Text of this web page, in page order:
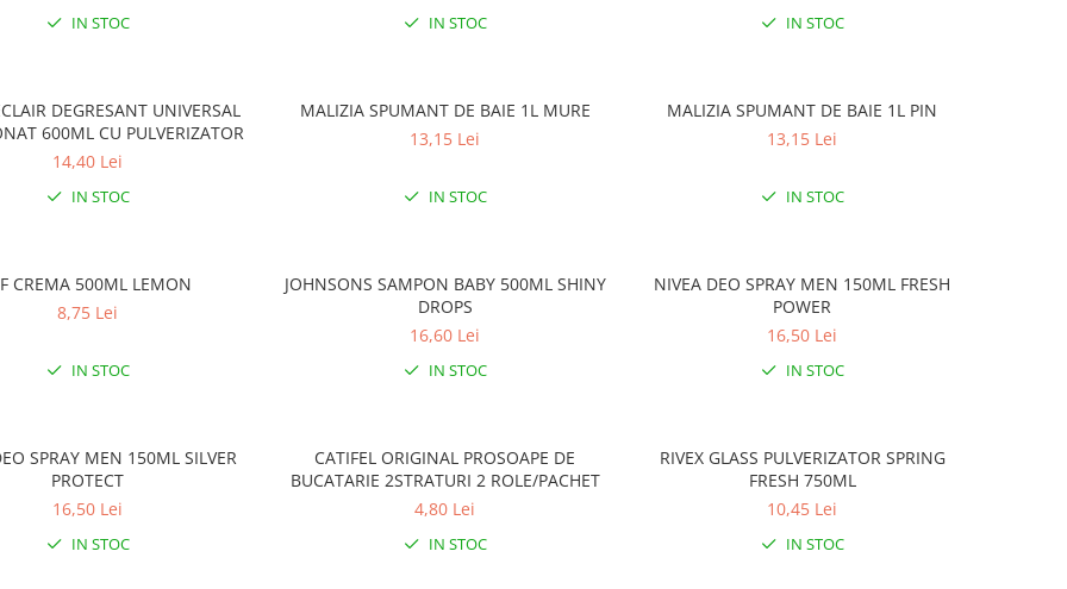
IN STOC IN STOC IN STOC
DEGRESANT UNIVERSAL
600ML CU PULVERIZATOR
14,40 Lei
IN STOC
MALIZIA SPUMANT DE BAIE 1L MURE
13,15 Lei
IN STOC
MALIZIA SPUMANT DE BAIE 1L PIN
13,15 Lei
IN STOC
CREMA 500ML LEMON
8,75 Lei
IN STOC
JOHNSONS SAMPON BABY 500ML SHINY
DROPS
16,60 Lei
IN STOC
NIVEA DEO SPRAY MEN 150ML FRESH
POWER
16,50 Lei
IN STOC
SPRAY MEN 150ML SILVER
PROTECT
16,50 Lei
IN STOC
CATIFEL ORIGINAL PROSOAPE DE
BUCATARIE 2STRATURI 2 ROLE/PACHET
4,80 Lei
IN STOC
RIVEX GLASS PULVERIZATOR SPRING
FRESH 750ML
10,45 Lei
IN STOC